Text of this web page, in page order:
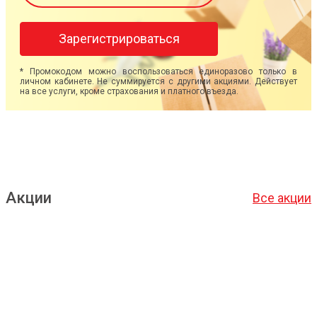
Зарегистрироваться
* Промокодом можно воспользоваться единоразово только в
личном кабинете. Не суммируется с другими акциями. Действует
на все услуги, кроме страхования и платного въезда.
Акции Все акции